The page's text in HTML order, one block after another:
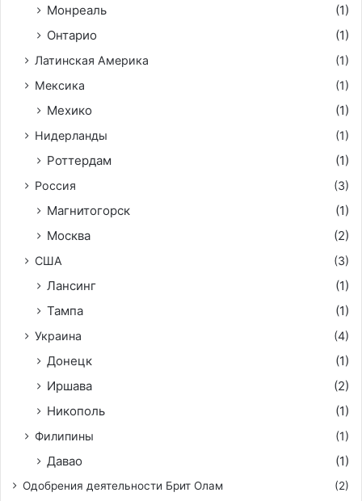
Монреаль
(1)
Онтарио
(1)
Латинская Америка
(1)
Мексика
(1)
Мехико (1)
Нидерланды (1)
Роттердам (1)
Россия (3)
Магнитогорск
(1)
Москва
(2)
США (3)
Лансинг
(1)
Тампа
(1)
Украина (4)
Донецк
(1)
Иршава
(2)
Никополь
(1)
Филипины (1)
Давао (1)
Одобрения деятельности Брит Олам
(2)